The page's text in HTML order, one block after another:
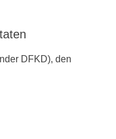
‪‎DFKD), den